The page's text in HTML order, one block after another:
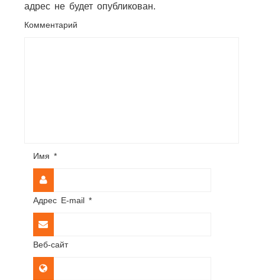
адрес не будет опубликован.
Комментарий
Имя *
Адрес E-mail *
Веб-сайт